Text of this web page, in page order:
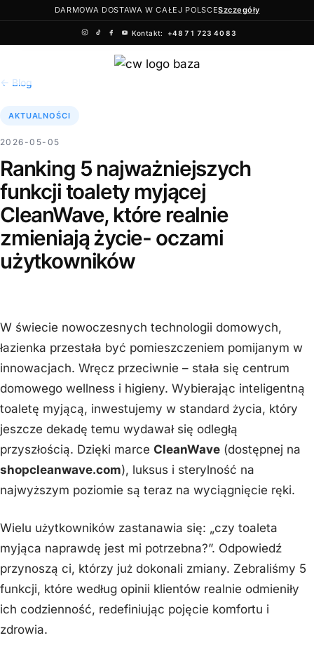
do
DARMOWA DOSTAWA W CAŁEJ POLSCESzczegóły
Kontakt: +48 71 723 40 83
← Blog
AKTUALNOŚCI
2026-05-05
Ranking 5 najważniejszych
funkcji toalety myjącej
CleanWave, które realnie
zmieniają życie- oczami
użytkowników
W świecie nowoczesnych technologii domowych,
łazienka przestała być pomieszczeniem pomijanym w
innowacjach. Wręcz przeciwnie – stała się centrum
domowego wellness i higieny. Wybierając inteligentną
toaletę myjącą, inwestujemy w standard życia, który
jeszcze dekadę temu wydawał się odległą
przyszłością. Dzięki marce CleanWave (dostępnej na
shopcleanwave.com), luksus i sterylność na
najwyższym poziomie są teraz na wyciągnięcie ręki.
Wielu użytkowników zastanawia się: „czy toaleta
myjąca naprawdę jest mi potrzebna?”. Odpowiedź
przynoszą ci, którzy już dokonali zmiany. Zebraliśmy 5
funkcji, które według opinii klientów realnie odmieniły
ich codzienność, redefiniując pojęcie komfortu i
zdrowia.